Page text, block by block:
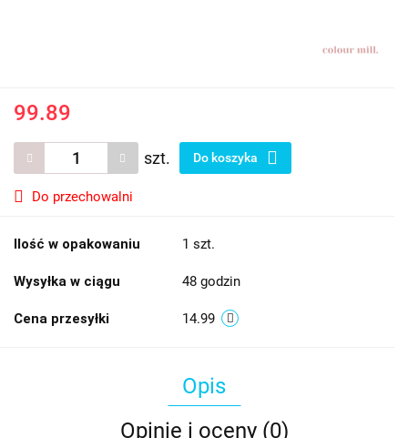
99.89
szt. Do koszyka
Do przechowalni
Ilość w opakowaniu 1 szt.
Wysyłka w ciągu 48 godzin
Cena przesyłki 14.99
Opis
Opinie i oceny (0)